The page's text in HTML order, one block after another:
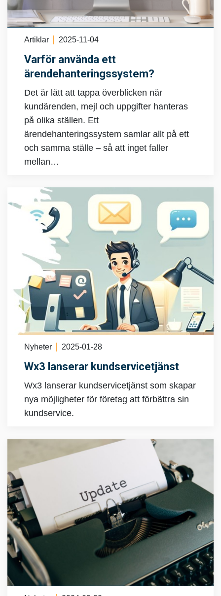
Artiklar 2025-11-04
Varför använda ett
ärendehanteringssystem?
Det är lätt att tappa överblicken när
kundärenden, mejl och uppgifter hanteras
på olika ställen. Ett
ärendehanteringssystem samlar allt på ett
och samma ställe – så att inget faller
mellan…
Nyheter 2025-01-28
Wx3 lanserar kundservicetjänst
Wx3 lanserar kundservicetjänst som skapar
nya möjligheter för företag att förbättra sin
kundservice.